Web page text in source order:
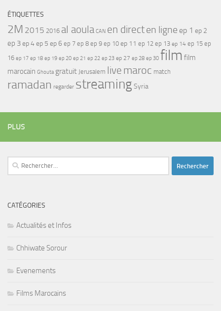
ÉTIQUETTES
2M 2015 2016 al aoula CAN en directen ligne ep 1 ep 2
ep 3ep 4ep 5 ep 6 ep 7 ep 8 ep 9 ep 10 ep 11 ep 12 ep 13 ep 14 ep 15 ep
16 ep 17 ep 18 ep 19 ep 20 ep 21 ep 22 ep 23 ep 27 ep 28 ep 30 film film
marocain Ghouta gratuit Jerusalem live maroc match
ramadan regarder streamingSyria
PLUS
Rechercher :
CATÉGORIES
Actualités et Infos
Chhiwate Sorour
Evenements
Films Marocains